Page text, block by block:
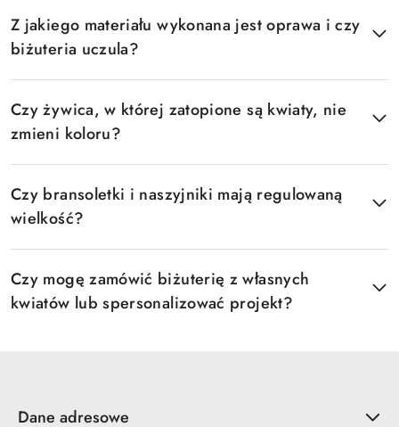
Z jakiego materiału wykonana jest oprawa i czy
biżuteria uczula?
Czy żywica, w której zatopione są kwiaty, nie
zmieni koloru?
Czy bransoletki i naszyjniki mają regulowaną
wielkość?
Czy mogę zamówić biżuterię z własnych
kwiatów lub spersonalizować projekt?
Dane adresowe